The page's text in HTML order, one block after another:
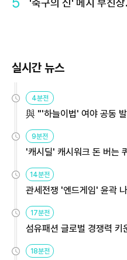
'축구의 신' 메시 부친
실시간 뉴스
4분전
與 "'하늘이법' 여야 공동
9분전
'캐시딜' 캐시워크 돈 버는
14분전
관세전쟁 '엔드게임' 윤곽
17분전
섬유패션 글로벌 경쟁력
18분전